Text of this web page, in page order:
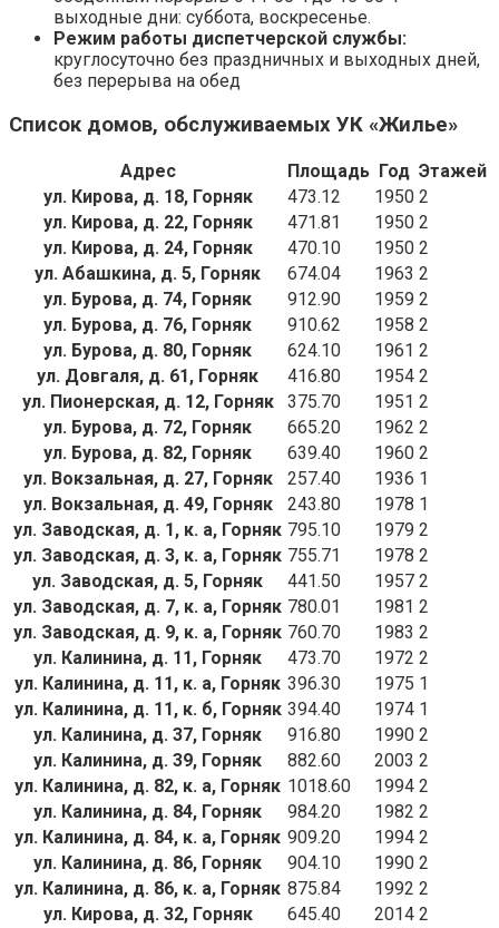
выходные дни: суббота, воскресенье.
Режим работы диспетчерской службы:
круглосуточно без праздничных и выходных дней,
без перерыва на обед
Список домов, обслуживаемых УК «Жилье»
Адрес Площадь Год Этажей
ул. Кирова, д. 18, Горняк
473.12 1950 2
ул. Кирова, д. 22, Горняк
471.81 1950 2
ул. Кирова, д. 24, Горняк
470.10 1950 2
ул. Абашкина, д. 5, Горняк
674.04 1963 2
ул. Бурова, д. 74, Горняк
912.90 1959 2
ул. Бурова, д. 76, Горняк
910.62 1958 2
ул. Бурова, д. 80, Горняк
624.10 1961 2
ул. Довгаля, д. 61, Горняк
416.80 1954 2
ул. Пионерская, д. 12, Горняк
375.70 1951 2
ул. Бурова, д. 72, Горняк
665.20 1962 2
ул. Бурова, д. 82, Горняк
639.40 1960 2
ул. Вокзальная, д. 27, Горняк
257.40 1936 1
ул. Вокзальная, д. 49, Горняк
243.80 1978 1
ул. Заводская, д. 1, к. а, Горняк 795.10 1979 2
ул. Заводская, д. 3, к. а, Горняк 755.71 1978 2
ул. Заводская, д. 5, Горняк
441.50 1957 2
ул. Заводская, д. 7, к. а, Горняк 780.01 1981 2
ул. Заводская, д. 9, к. а, Горняк 760.70 1983 2
ул. Калинина, д. 11, Горняк
473.70 1972 2
ул. Калинина, д. 11, к. а, Горняк 396.30 1975 1
ул. Калинина, д. 11, к. б, Горняк 394.40 1974 1
ул. Калинина, д. 37, Горняк
916.80 1990 2
ул. Калинина, д. 39, Горняк
882.60 2003 2
ул. Калинина, д. 82, к. а, Горняк 1018.60 1994 2
ул. Калинина, д. 84, Горняк
984.20 1982 2
ул. Калинина, д. 84, к. а, Горняк 909.20 1994 2
ул. Калинина, д. 86, Горняк
904.10 1990 2
ул. Калинина, д. 86, к. а, Горняк 875.84 1992 2
ул. Кирова, д. 32, Горняк
645.40 2014 2